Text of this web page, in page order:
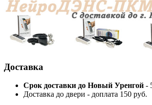
Доставка
Cрок доставки до Новый Уренгой -
Доставка до двери - доплата 150 руб.